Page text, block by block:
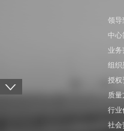
领导
中心
业务
组织
授权
质量
行业
社会